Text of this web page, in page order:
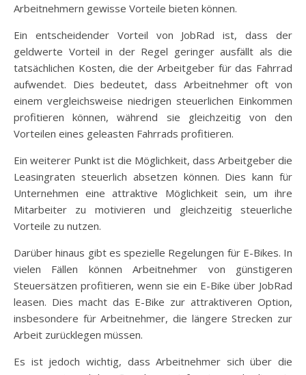
Arbeitnehmern gewisse Vorteile bieten können.
Ein entscheidender Vorteil von JobRad ist, dass der
geldwerte Vorteil in der Regel geringer ausfällt als die
tatsächlichen Kosten, die der Arbeitgeber für das Fahrrad
aufwendet. Dies bedeutet, dass Arbeitnehmer oft von
einem vergleichsweise niedrigen steuerlichen Einkommen
profitieren können, während sie gleichzeitig von den
Vorteilen eines geleasten Fahrrads profitieren.
Ein weiterer Punkt ist die Möglichkeit, dass Arbeitgeber die
Leasingraten steuerlich absetzen können. Dies kann für
Unternehmen eine attraktive Möglichkeit sein, um ihre
Mitarbeiter zu motivieren und gleichzeitig steuerliche
Vorteile zu nutzen.
Darüber hinaus gibt es spezielle Regelungen für E-Bikes. In
vielen Fällen können Arbeitnehmer von günstigeren
Steuersätzen profitieren, wenn sie ein E-Bike über JobRad
leasen. Dies macht das E-Bike zur attraktiveren Option,
insbesondere für Arbeitnehmer, die längere Strecken zur
Arbeit zurücklegen müssen.
Es ist jedoch wichtig, dass Arbeitnehmer sich über die